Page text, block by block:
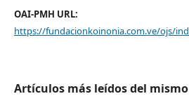
OAI-PMH URL:
https://fundacionkoinonia.com.ve/ojs/
Artículos más leídos del